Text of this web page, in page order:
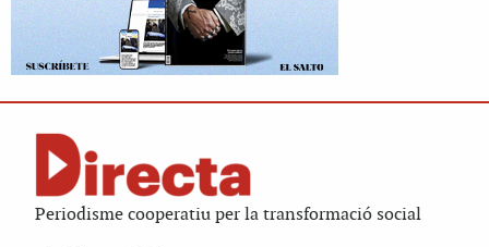
Periodisme cooperatiu per la transformació social